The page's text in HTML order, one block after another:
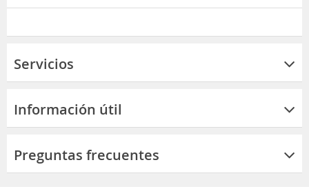
Servicios
Información útil
Preguntas frecuentes